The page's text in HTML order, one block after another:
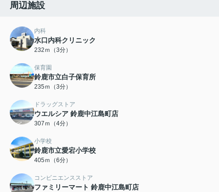
周辺施設
内科
水口内科クリニック
232ｍ（3分）
保育園
鈴鹿市立白子保育所
235ｍ（3分）
ドラッグストア
ウエルシア 鈴鹿中江島町店
307ｍ（4分）
小学校
鈴鹿市立愛宕小学校
405ｍ（6分）
コンビニエンスストア
ファミリーマート 鈴鹿中江島町店